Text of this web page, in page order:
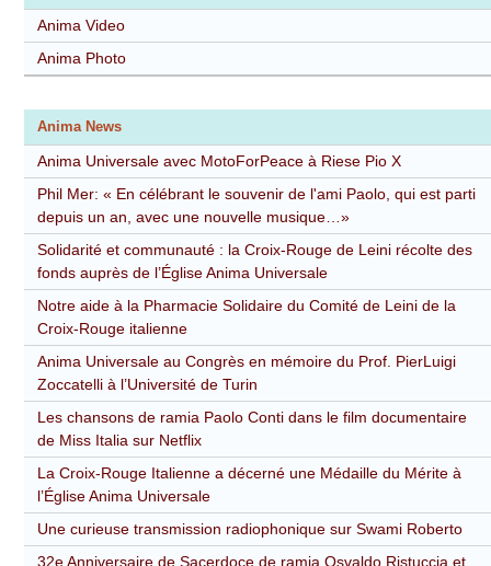
Anima Video
Anima Photo
Anima News
Anima Universale avec MotoForPeace à Riese Pio X
Phil Mer: « En célébrant le souvenir de l'ami Paolo, qui est parti
depuis un an, avec une nouvelle musique…»
Solidarité et communauté : la Croix-Rouge de Leini récolte des
fonds auprès de l’Église Anima Universale
Notre aide à la Pharmacie Solidaire du Comité de Leini de la
Croix-Rouge italienne
Anima Universale au Congrès en mémoire du Prof. PierLuigi
Zoccatelli à l’Université de Turin
Les chansons de ramia Paolo Conti dans le film documentaire
de Miss Italia sur Netflix
La Croix-Rouge Italienne a décerné une Médaille du Mérite à
l’Église Anima Universale
Une curieuse transmission radiophonique sur Swami Roberto
32e Anniversaire de Sacerdoce de ramia Osvaldo Ristuccia et